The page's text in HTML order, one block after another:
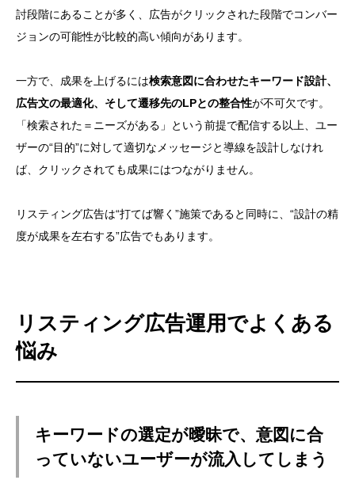
討段階にあることが多く、広告がクリックされた段階でコンバー
ジョンの可能性が比較的高い傾向があります。
一方で、成果を上げるには検索意図に合わせたキーワード設計、
広告文の最適化、そして遷移先のLPとの整合性が不可欠です。
「検索された＝ニーズがある」という前提で配信する以上、ユー
ザーの“目的”に対して適切なメッセージと導線を設計しなけれ
ば、クリックされても成果にはつながりません。
リスティング広告は“打てば響く”施策であると同時に、“設計の精
度が成果を左右する”広告でもあります。
リスティング広告運用でよくある
悩み
キーワードの選定が曖昧で、意図に合
っていないユーザーが流入してしまう